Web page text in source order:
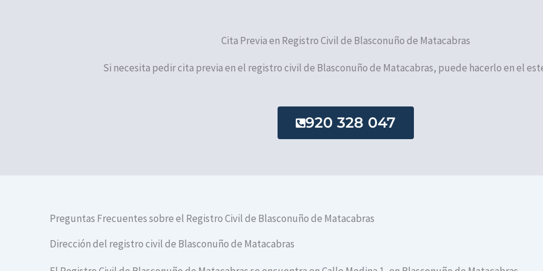
Cita Previa en Registro Civil de Blasconuño de Matacabras
Si necesita pedir cita previa en el registro civil de Blasconuño de Matacabras, puede hacerlo en el
920 328 047
Preguntas Frecuentes sobre el Registro Civil de Blasconuño de Matacabras
Dirección del registro civil de Blasconuño de Matacabras